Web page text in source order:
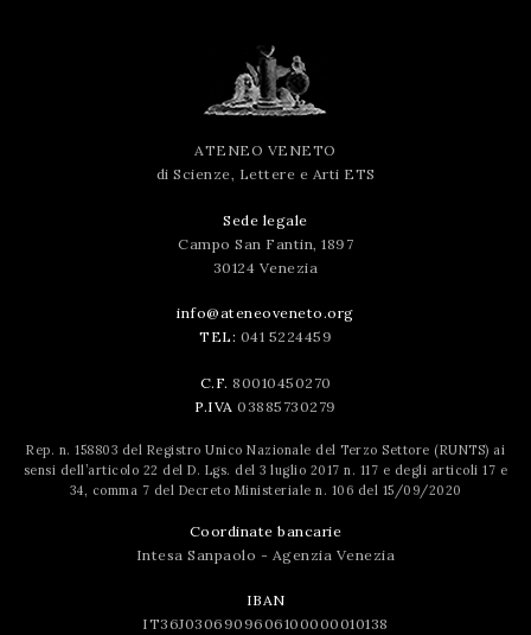
ATENEO VENETO
di Scienze, Lettere e Arti ETS
Sede legale
Campo San Fantin, 1897
30124 Venezia
info@ateneoveneto.org
TEL: 041 5224459
C.F. 80010450270
P.IVA 03885730279
Rep. n. 158803 del Registro Unico Nazionale del Terzo Settore (RUNTS) ai
sensi dell’articolo 22 del D. Lgs. del 3 luglio 2017 n. 117 e degli articoli 17 e
34, comma 7 del Decreto Ministeriale n. 106 del 15/09/2020
Coordinate bancarie
Intesa Sanpaolo - Agenzia Venezia
IBAN
IT36J0306909606100000010138